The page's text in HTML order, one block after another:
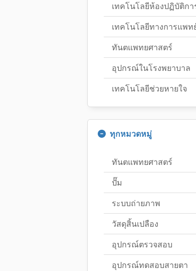
เทคโนโลยีห้องปฏิบัติกา
เทคโนโลยีทางการแพท
ทันตแพทยศาสตร์
อุปกรณ์ในโรงพยาบาล
เทคโนโลยีช่วยหายใจ
ทุกหมวดหมู่
ทันตแพทยศาสตร์
ปั๊ม
ระบบถ่ายภาพ
วัสดุสิ้นเปลือง
อุปกรณ์ตรวจสอบ
อุปกรณ์ทดสอบสายตา